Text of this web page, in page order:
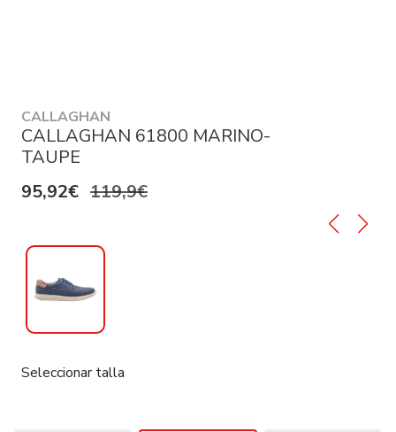
CALLAGHAN
CALLAGHAN 61800 MARINO-
TAUPE
95,92€ 119,9€
Seleccionar talla